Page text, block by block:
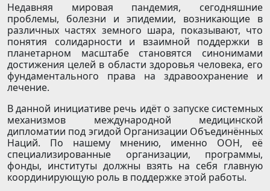
Недавняя мировая пандемия, сегодняшние
проблемы, болезни и эпидемии, возникающие в
различных частях земного шара, показывают, что
понятия солидарности и взаимной поддержки в
планетарном масштабе становятся синонимами
достижения целей в области здоровья человека, его
фундаментального права на здравоохранение и
лечение.
В данной инициативе речь идёт о запуске системных
механизмов международной медицинской
дипломатии под эгидой Организации Объединённых
Наций. По нашему мнению, именно ООН, её
специализированные организации, программы,
фонды, институты должны взять на себя главную
координирующую роль в поддержке этой работы.